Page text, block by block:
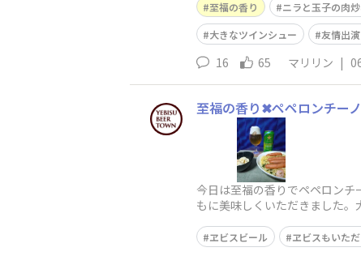
至福の香り ニラと玉子の肉
大きなツインシュー
友情出
16 65 マリリン |
至福の香り✖ペペロンチーノ
今日は至福の香りでペペロン
もに美味しくいただきました。
ヱビスビール ヱビスもいた